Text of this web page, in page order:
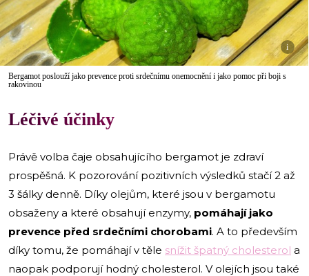
i
Bergamot poslouží jako prevence proti srdečnímu onemocnění i jako pomoc při boji s
rakovinou
Léčivé účinky
Právě volba čaje obsahujícího bergamot je zdraví
prospěšná. K pozorování pozitivních výsledků stačí 2 až
3 šálky denně. Díky olejům, které jsou v bergamotu
obsaženy a které obsahují enzymy, pomáhají jako
prevence před srdečními chorobami. A to především
díky tomu, že pomáhají v těle snížit špatný cholesterol a
naopak podporují hodný cholesterol. V olejích jsou také